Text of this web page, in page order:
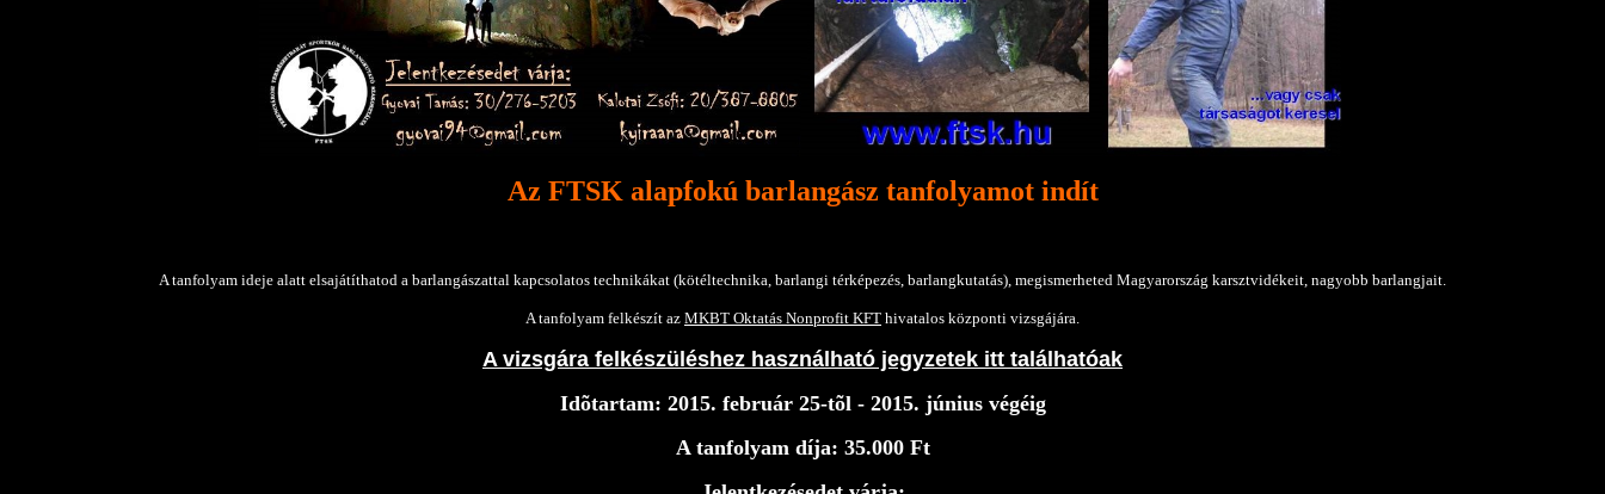
Az FTSK alapfokú barlangász tanfolyamot indít
A tanfolyam ideje alatt elsajátíthatod a barlangászattal kapcsolatos technikákat (kötéltechnika, barlangi térképezés, barlangkutatás), megismerheted Magyarország karsztvidékeit, nagyobb barlangjait.
A tanfolyam felkészít az MKBT Oktatás Nonprofit KFT hivatalos központi vizsgájára.
A vizsgára felkészüléshez használható jegyzetek itt találhatóak
Idõtartam: 2015. február 25-tõl - 2015. június végéig
A tanfolyam díja: 35.000 Ft